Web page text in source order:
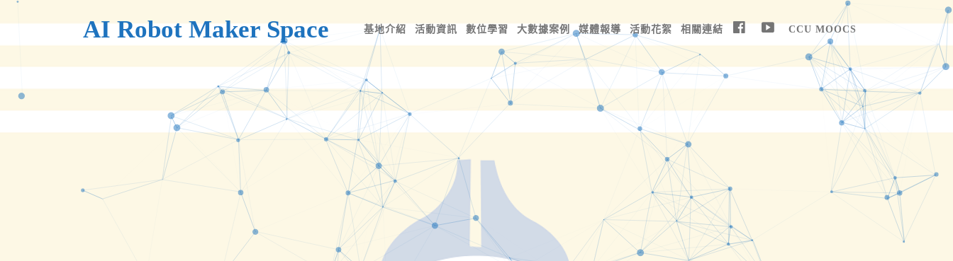
AI Robot Maker Space 基地介紹 活動資訊 數位學習 大數據案例 媒體報導 活動花絮 相關連結 CCU MOOCS